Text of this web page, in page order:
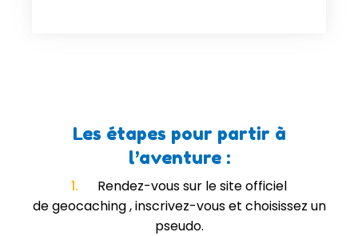
Les étapes pour partir à
l’aventure :
1. Rendez-vous sur le site officiel
de geocaching , inscrivez-vous et choisissez un
pseudo.